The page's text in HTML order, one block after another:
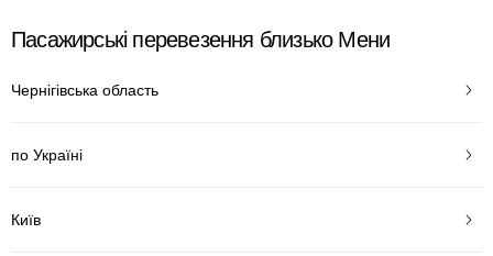
Пасажирські перевезення близько Мени
Чернігівська область
по Україні
Київ